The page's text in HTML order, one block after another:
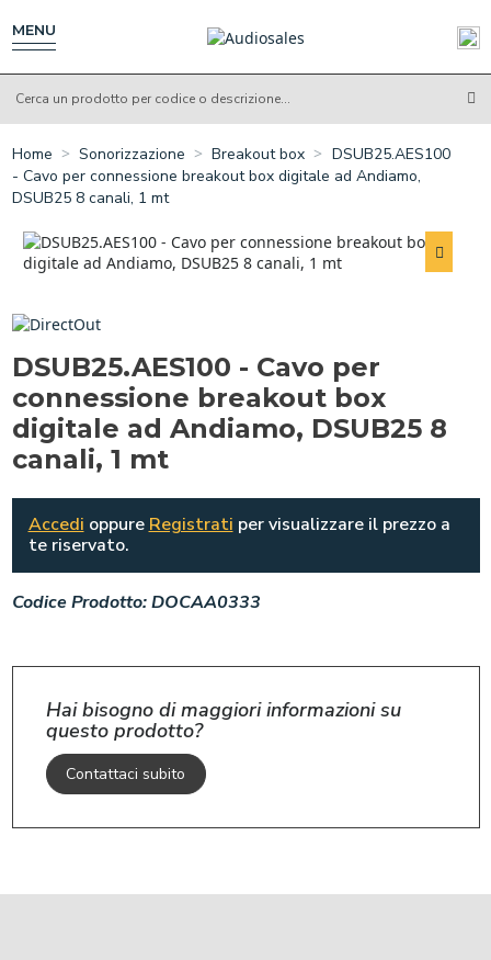
contenuto
principale
MENU
Home Sonorizzazione Breakout box
DSUB25.AES100
- Cavo per connessione breakout box digitale ad Andiamo,
DSUB25 8 canali, 1 mt
DSUB25.AES100 - Cavo per
connessione breakout box
digitale ad Andiamo, DSUB25 8
canali, 1 mt
Accedi oppure Registrati per visualizzare il prezzo a
te riservato.
Codice Prodotto: DOCAA0333
Hai bisogno di maggiori informazioni su
questo prodotto?
Contattaci subito